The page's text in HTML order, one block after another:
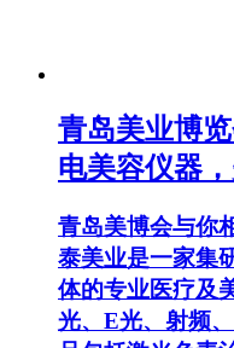
青岛美业博
电美容仪器
青岛美博会与你
泰美业是一家集
体的专业医疗及
光、E光、射频